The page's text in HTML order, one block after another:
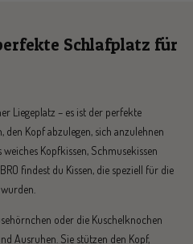
Schlafplatz für
Liegeplatz – es ist der perfekte
den Kopf abzulegen, sich anzulehnen
Kopfkissen, Schmusekissen
findest du Kissen, die speziell für die
oder die Kuschelknochen
Ausruhen. Sie stützen den Kopf,